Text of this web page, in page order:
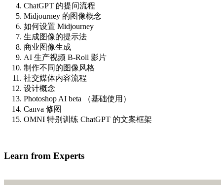
ChatGPT 的提问流程
Midjourney 的图像概念
如何设置 Midjourney
生成图像的提示法
商业图像生成
AI 生产视频 B-Roll 影片
制作不同的图像风格
社交媒体内容流程
设计概念
Photoshop AI beta （基础使用）
Canva 修图
OMNI 特别训练 ChatGPT 的文案框架
Learn from Experts